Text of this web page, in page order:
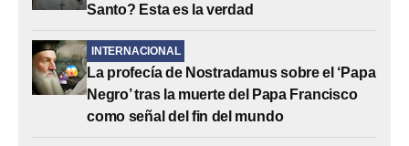
Santo? Esta es la verdad
INTERNACIONAL
La profecía de Nostradamus sobre el ‘Papa
Negro’ tras la muerte del Papa Francisco
como señal del fin del mundo